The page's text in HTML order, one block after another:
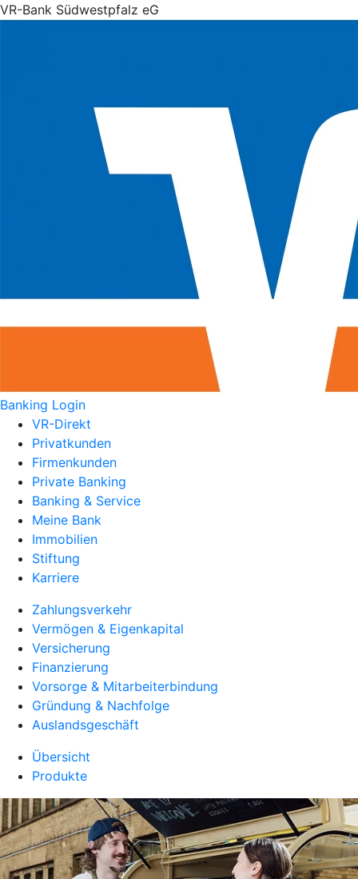
VR-Bank Südwestpfalz eG
Banking Login
VR-Direkt
Privatkunden
Firmenkunden
Private Banking
Banking & Service
Meine Bank
Immobilien
Stiftung
Karriere
Zahlungsverkehr
Vermögen & Eigenkapital
Versicherung
Finanzierung
Vorsorge & Mitarbeiterbindung
Gründung & Nachfolge
Auslandsgeschäft
Übersicht
Produkte